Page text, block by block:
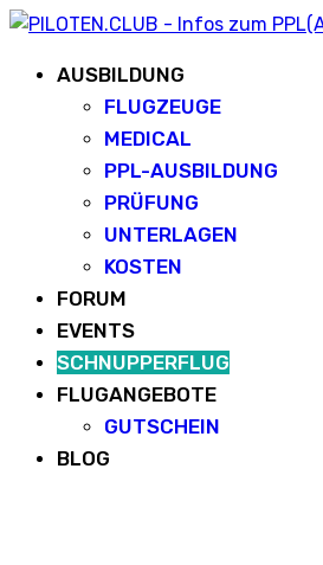
AUSBILDUNG
FLUGZEUGE
MEDICAL
PPL-AUSBILDUNG
PRÜFUNG
UNTERLAGEN
KOSTEN
FORUM
EVENTS
SCHNUPPERFLUG
FLUGANGEBOTE
GUTSCHEIN
BLOG